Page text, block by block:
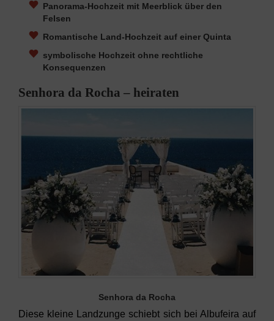
Panorama-Hochzeit mit Meerblick über den
Felsen
Romantische Land-Hochzeit auf einer Quinta
symbolische Hochzeit ohne rechtliche
Konsequenzen
Senhora da Rocha – heiraten
Senhora da Rocha
Diese kleine Landzunge schiebt sich bei Albufeira auf